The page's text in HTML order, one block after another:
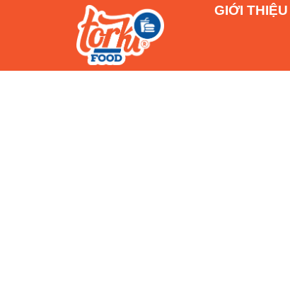
GIỚI THIỆU